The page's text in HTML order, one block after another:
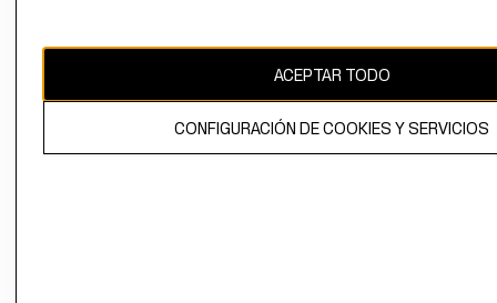
Chile ($)
ACEPTAR TODO
CONFIGURACIÓN DE COOKIES Y SERVICIOS